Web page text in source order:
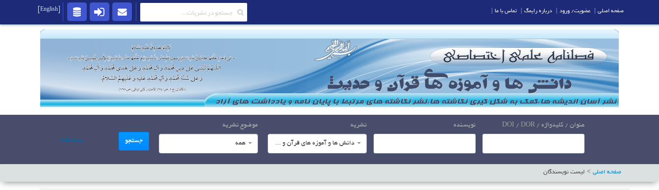
عنوان / کلیدواژه / DOI / DOR نویسنده نشریه
دانش ها و آموزه های قرآن و حدیث
موضوع نشریه
همه جستجو پیشرفته
صفحه اصلی لیست نویسندگان
صفحه اصلی عضویت/ ورود درباره رایمگ تماس با ما